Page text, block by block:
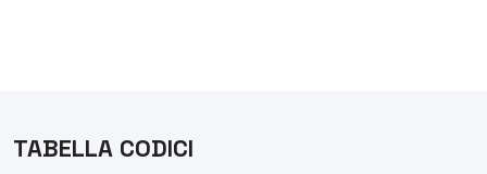
TABELLA CODICI